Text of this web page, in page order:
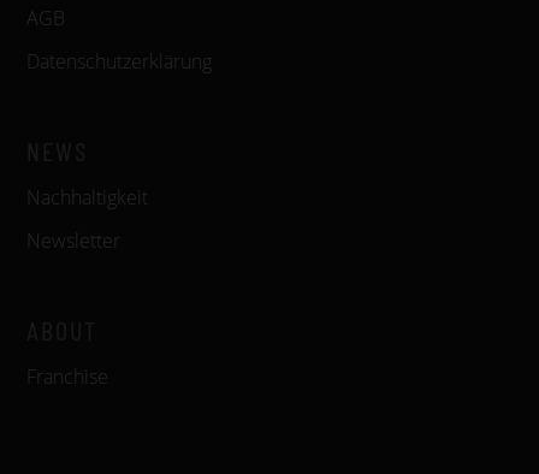
AGB
Datenschutzerklärung
Nachhaltigkeit
Newsletter
Franchise